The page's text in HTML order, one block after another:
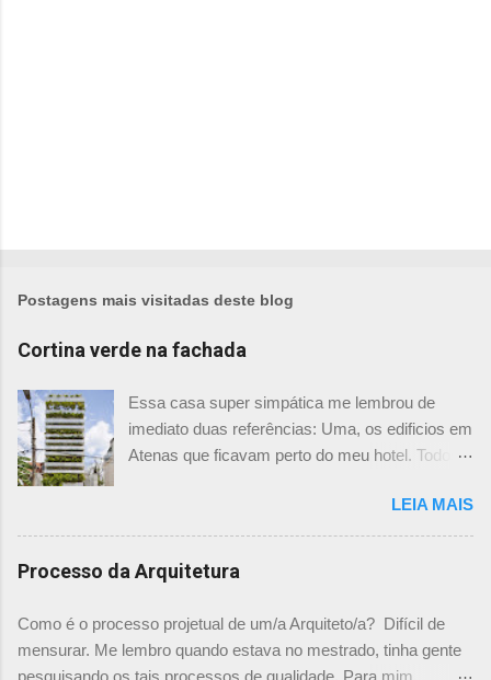
Postagens mais visitadas deste blog
Cortina verde na fachada
Essa casa super simpática me lembrou de
imediato duas referências: Uma, os edificios em
Atenas que ficavam perto do meu hotel. Todos
ficassem tão simpáticos! Mas olhando com
mais foco, me veio a segunda referência. Na
verdade as fachadas da frente e fundos são
como segundas peles, floreiras que criam um
prédio. Justo como a casa do colega Oscar
Muller. Eu juro que tenho fotos no computador,
LEIA MAIS
Processo da Arquitetura
Como é o processo projetual de um/a Arquiteto/a? Difícil de
mensurar. Me lembro quando estava no mestrado, tinha gente
pesquisando os tais processos de qualidade. Para mim,